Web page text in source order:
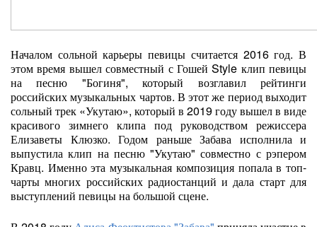
Началом сольной карьеры певицы считается 2016 год. В
этом время вышел совместный с Гошей Style клип певицы
на песню "Богиня", который возглавил рейтинги
российских музыкальных чартов. В этот же период выходит
сольный трек «Укутаю», который в 2019 году вышел в виде
красивого зимнего клипа под руководством режиссера
Елизаветы Клюзко. Годом раньше Забава исполнила и
выпустила клип на песню "Укутаю" совместно с рэпером
Кравц. Именно эта музыкальная композиция попала в топ-
чарты многих российских радиостанций и дала старт для
выступлений певицы на большой сцене.